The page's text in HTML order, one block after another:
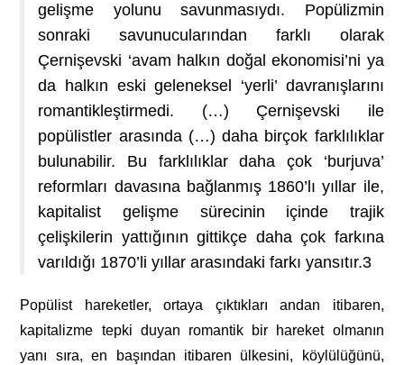
gelişme yolunu savunmasıydı. Popülizmin
sonraki savunucularından farklı olarak
Çernişevski ‘avam halkın doğal ekonomisi’ni ya
da halkın eski geleneksel ‘yerli’ davranışlarını
romantikleştirmedi. (…) Çernişevski ile
popülistler arasında (…) daha birçok farklılıklar
bulunabilir. Bu farklılıklar daha çok ‘burjuva’
reformları davasına bağlanmış 1860’lı yıllar ile,
kapitalist gelişme sürecinin içinde trajik
çelişkilerin yattığının gittikçe daha çok farkına
varıldığı 1870’li yıllar arasındaki farkı yansıtır.3
Popülist hareketler, ortaya çıktıkları andan itibaren,
kapitalizme tepki duyan romantik bir hareket olmanın
yanı sıra, en başından itibaren ülkesini, köylülüğünü,